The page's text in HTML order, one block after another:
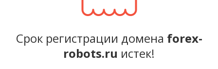
Срок регистрации домена forex-
robots.ru истек!